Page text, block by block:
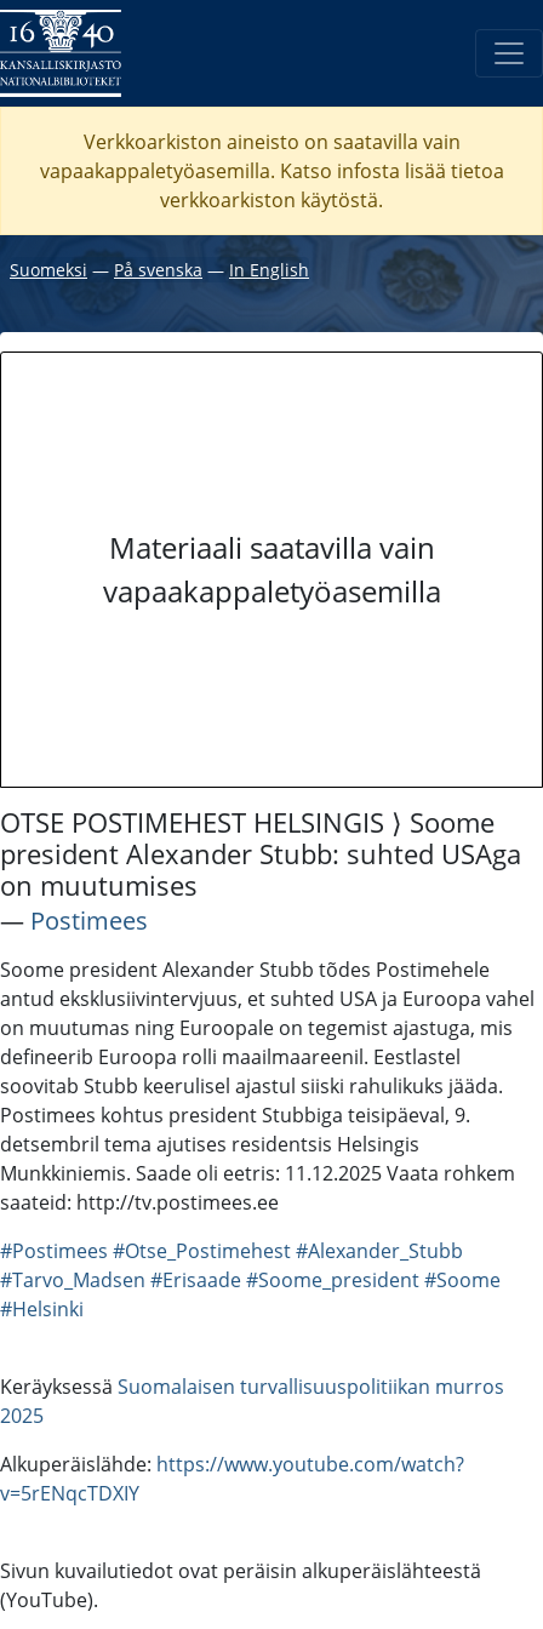
Verkkoarkiston aineisto on saatavilla vain
vapaakappaletyöasemilla. Katso infosta lisää tietoa
verkkoarkiston käytöstä.
Suomeksi ― På svenska ― In English
Materiaali saatavilla vain
vapaakappaletyöasemilla
OTSE POSTIMEHEST HELSINGIS ⟩ Soome
president Alexander Stubb: suhted USAga
on muutumises
― Postimees
Soome president Alexander Stubb tõdes Postimehele
antud eksklusiivintervjuus, et suhted USA ja Euroopa vahel
on muutumas ning Euroopale on tegemist ajastuga, mis
defineerib Euroopa rolli maailmaareenil. Eestlastel
soovitab Stubb keerulisel ajastul siiski rahulikuks jääda.
Postimees kohtus president Stubbiga teisipäeval, 9.
detsembril tema ajutises residentsis Helsingis
Munkkiniemis. Saade oli eetris: 11.12.2025 Vaata rohkem
saateid: http://tv.postimees.ee
#Postimees #Otse_Postimehest#Alexander_Stubb
#Tarvo_Madsen #Erisaade#Soome_president#Soome
#Helsinki
Keräyksessä Suomalaisen turvallisuuspolitiikan murros
2025
Alkuperäislähde: https://www.youtube.com/watch?
v=5rENqcTDXIY
Sivun kuvailutiedot ovat peräisin alkuperäislähteestä
(YouTube).